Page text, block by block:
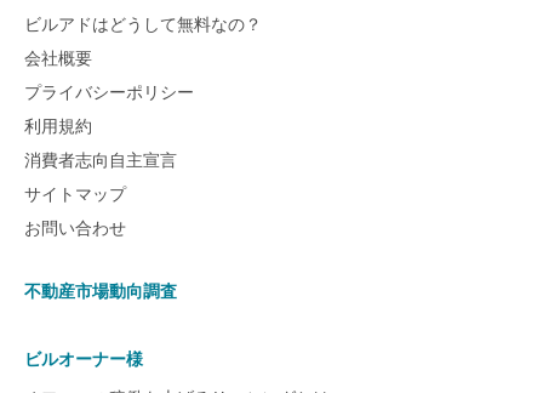
ビルアドはどうして無料なの？
会社概要
プライバシーポリシー
利用規約
消費者志向自主宣言
サイトマップ
お問い合わせ
不動産市場動向調査
ビルオーナー様